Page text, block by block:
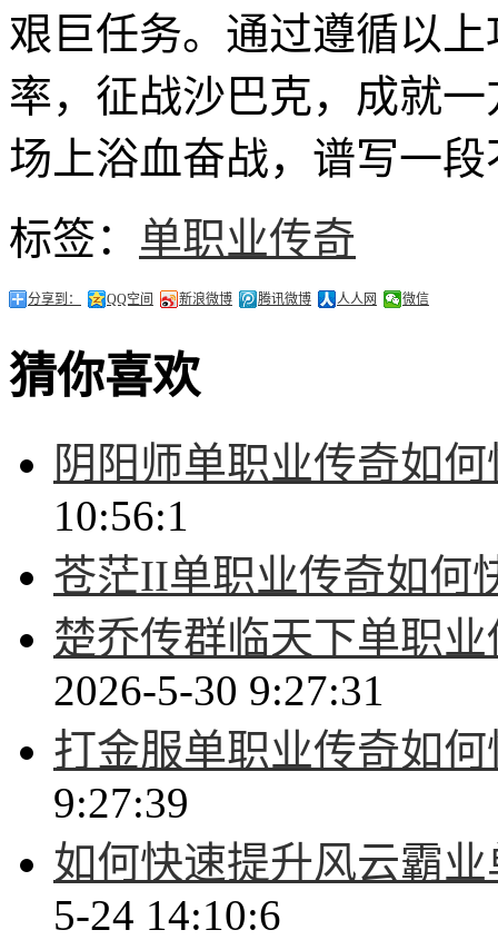
艰巨任务。通过遵循以
率，征战沙巴克，成就
场上浴血奋战，谱写一
标签： 单职业传奇
分享到： QQ空间 新浪微博 腾讯微博 人人网 微信
猜你喜欢
阴阳师单职业传奇如
10:56:1
苍茫II单职业传奇如何
楚乔传群临天下单职
2026-5-30 9:27:31
打金服单职业传奇如
9:27:39
如何快速提升风云霸
5-24 14:10:6